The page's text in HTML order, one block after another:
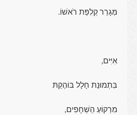
מְּגָרֵר קְלִפַּת רֹאשׁוֹ.
אִיִּים,
בִּתְמוּנַת חָלָל בּוֹהֶקֵתּ
מִרְקוֹעַ הַשְׁחָפִים,